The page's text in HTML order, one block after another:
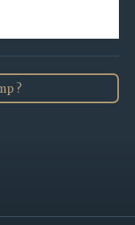
?